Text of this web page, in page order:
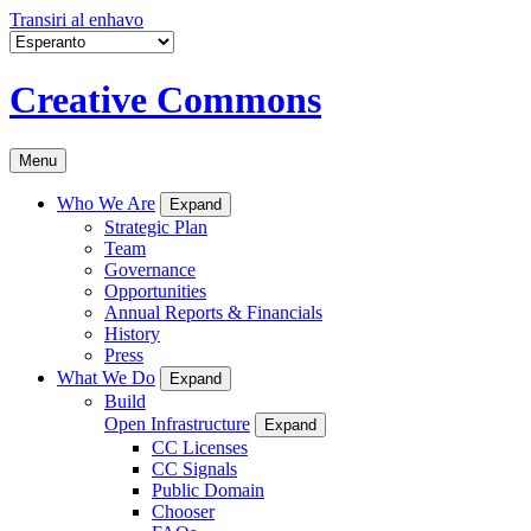
Transiri al enhavo
Creative Commons
Menu
Who We Are Expand
Strategic Plan
Team
Governance
Opportunities
Annual Reports & Financials
History
Press
What We Do
Expand
Build
Open Infrastructure
Expand
CC Licenses
CC Signals
Public Domain
Chooser